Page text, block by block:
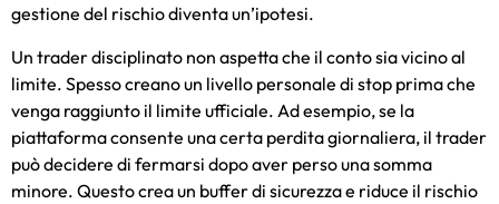
gestione del rischio diventa un’ipotesi.
Un trader disciplinato non aspetta che il conto sia vicino al
limite. Spesso creano un livello personale di stop prima che
venga raggiunto il limite ufficiale. Ad esempio, se la
piattaforma consente una certa perdita giornaliera, il trader
può decidere di fermarsi dopo aver perso una somma
minore. Questo crea un buffer di sicurezza e riduce il rischio